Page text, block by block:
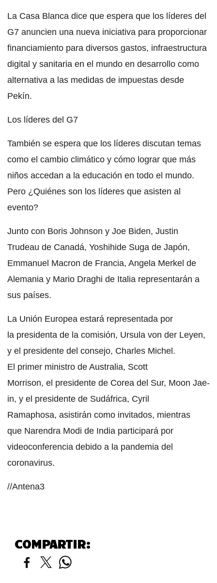
La Casa Blanca dice que espera que los líderes del
G7 anuncien una nueva iniciativa para proporcionar
financiamiento para diversos gastos, infraestructura
digital y sanitaria en el mundo en desarrollo como
alternativa a las medidas de impuestas desde
Pekín.
Los líderes del G7
También se espera que los líderes discutan temas
como el cambio climático y cómo lograr que más
niños accedan a la educación en todo el mundo.
Pero ¿Quiénes son los líderes que asisten al
evento?
Junto con Boris Johnson y Joe Biden, Justin
Trudeau de Canadá, Yoshihide Suga de Japón,
Emmanuel Macron de Francia, Angela Merkel de
Alemania y Mario Draghi de Italia representarán a
sus países.
La Unión Europea estará representada por
la presidenta de la comisión, Ursula von der Leyen,
y el presidente del consejo, Charles Michel.
El primer ministro de Australia, Scott
Morrison, el presidente de Corea del Sur, Moon Jae-
in, y el presidente de Sudáfrica, Cyril
Ramaphosa, asistirán como invitados, mientras
que Narendra Modi de India participará por
videoconferencia debido a la pandemia del
coronavirus.
//Antena3
COMPARTIR: